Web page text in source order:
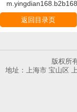
返回目录页
版权所
地址：上海市 宝山区